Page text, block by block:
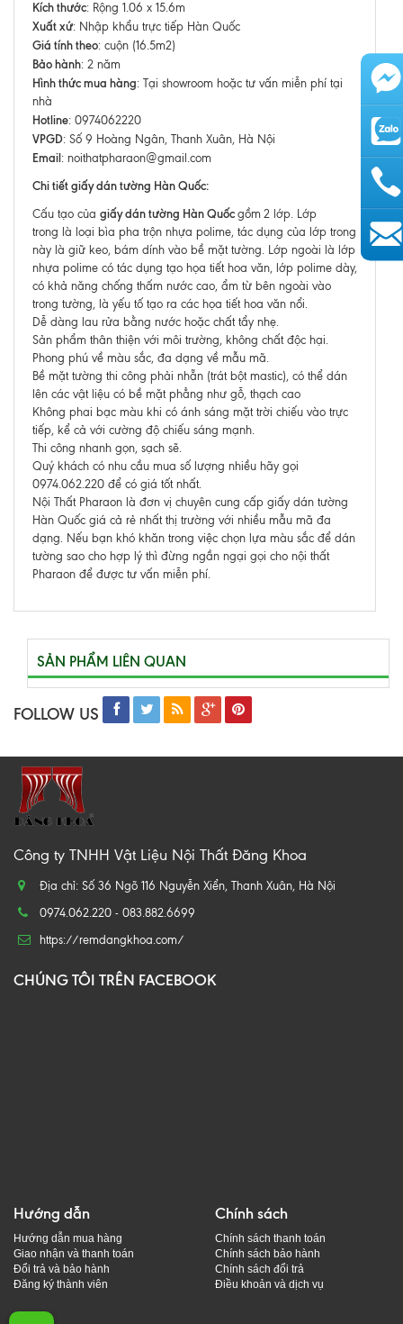
Kích thước: Rộng 1.06 x 15.6m
Xuất xứ: Nhập khẩu trực tiếp Hàn Quốc
Giá tính theo: cuộn (16.5m2)
Bảo hành: 2 năm
Hình thức mua hàng: Tại showroom hoặc tư vấn miễn phí tại
nhà
Hotline: 0974062220
VPGD: Số 9 Hoàng Ngân, Thanh Xuân, Hà Nội
Email: noithatpharaon@gmail.com
Chi tiết giấy dán tường Hàn Quốc:
Cấu tạo của giấy dán tường Hàn Quốc gồm 2 lớp. Lớp
trong là loại bìa pha trộn nhựa polime, tác dụng của lớp trong
này là giữ keo, bám dính vào bề mặt tường. Lớp ngoài là lớp
nhựa polime có tác dụng tạo họa tiết hoa văn, lớp polime dày,
có khả năng chống thấm nước cao, ẩm từ bên ngoài vào
trong tường, là yếu tố tạo ra các họa tiết hoa văn nổi.
Dễ dàng lau rửa bằng nước hoặc chất tẩy nhẹ.
Sản phẩm thân thiện với môi trường, không chất độc hại.
Phong phú về màu sắc, đa dạng về mẫu mã.
Bề mặt tường thi công phải nhẵn (trát bột mastic), có thể dán
lên các vật liệu có bề mặt phẳng như gỗ, thạch cao
Không phai bạc màu khi có ánh sáng mặt trời chiếu vào trực
tiếp, kể cả với cường độ chiếu sáng mạnh.
Thi công nhanh gọn, sạch sẽ.
Quý khách có nhu cầu mua số lượng nhiều hãy gọi
0974.062.220 để có giá tốt nhất.
Nội Thất Pharaon là đơn vị chuyên cung cấp giấy dán tường
Hàn Quốc giá cả rẻ nhất thị trường với nhiều mẫu mã đa
dạng. Nếu bạn khó khăn trong việc chọn lựa màu sắc để dán
tường sao cho hợp lý thì đừng ngần ngại gọi cho nội thất
Pharaon để được tư vấn miễn phí.
SẢN PHẨM LIÊN QUAN
FOLLOW US
Công ty TNHH Vật Liệu Nội Thất Đăng Khoa
Địa chỉ: Số 36 Ngõ 116 Nguyễn Xiển, Thanh Xuân, Hà Nội
0974.062.220 - 083.882.6699
https://remdangkhoa.com/
CHÚNG TÔI TRÊN FACEBOOK
Hướng dẫn
Hướng dẫn mua hàng
Giao nhận và thanh toán
Đổi trả và bảo hành
Đăng ký thành viên
Chính sách
Chính sách thanh toán
Chính sách bảo hành
Chính sách đổi trả
Điều khoản và dịch vụ